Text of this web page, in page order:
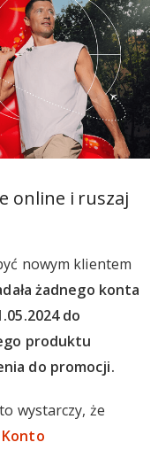
online i ruszaj
nowym klientem
żadnego konta
do
produktu
do promocji.
wystarczy, że